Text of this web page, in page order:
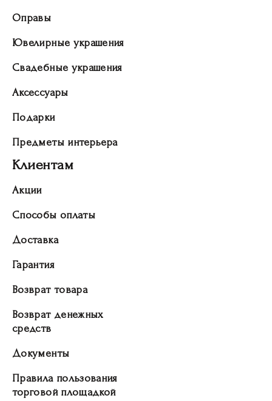
Оправы
Ювелирные украшения
Свадебные украшения
Аксессуары
Подарки
Предметы интерьера
Клиентам
Акции
Способы оплаты
Доставка
Гарантия
Возврат товара
Возврат денежных
средств
Документы
Правила пользования
торговой площадкой